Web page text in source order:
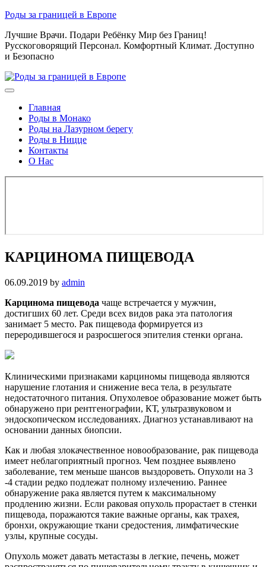
Skip
content
Роды за границей в Европе
Лучшие Врачи. Подари Ребёнку Мир без Границ!
Русскоговорящий Персонал. Комфортный Климат. Доступно
и Безопасно
Главная
Роды в Монако
Роды на Лазурном берегу
Роды в Ницце
Контакты
О Нас
КАРЦИНОМА ПИЩЕВОДА
06.09.2019 by admin
Карцинома пищевода чаще встречается у мужчин,
достигших 60 лет. Среди всех видов рака эта патология
занимает 5 место. Рак пищевода формируется из
переродившегося и разросшегося эпителия стенки органа.
Клиническими признаками карциномы пищевода являются
нарушение глотания и снижение веса тела, в результате
недостаточного питания. Опухолевое образование может быть
обнаружено при рентгенографии, КТ, ультразвуковом и
эндоскопическом исследованиях. Диагноз устанавливают на
основании данных биопсии.
Как и любая злокачественное новообразование, рак пищевода
имеет неблагоприятный прогноз. Чем позднее выявлено
заболевание, тем меньше шансов выздороветь. Опухоли на 3
-4 стадии редко подлежат полному излечению. Раннее
обнаружение рака является путем к максимальному
продлению жизни. Если раковая опухоль прорастает в стенки
пищевода, поражаются такие важные органы, как трахея,
бронхи, окружающие ткани средостения, лимфатические
узлы, крупные сосуды.
Опухоль может давать метастазы в легкие, печень, может